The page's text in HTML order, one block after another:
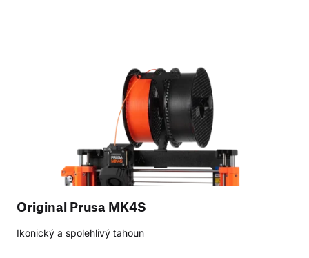
Original Prusa MK4S
Ikonický a spolehlivý tahoun